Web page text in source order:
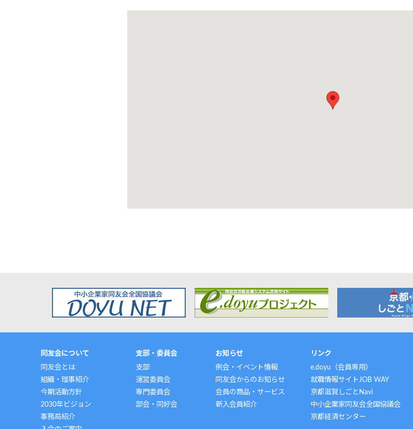
同友会について
同友会とは
組織・理事紹介
今期活動方針
2030年ビジョン
事務局紹介
支部・委員会
支部
運営委員会
専門委員会
部会・同好会
お知らせ
例会・イベント情報
同友会からのお知らせ
会員の商品・サービス
新入会員紹介
リンク
e.doyu（会員専用）
就職情報サイトJOB WAY
京都滋賀しごとNavi
中小企業家同友会全国協議会
京都経済センター